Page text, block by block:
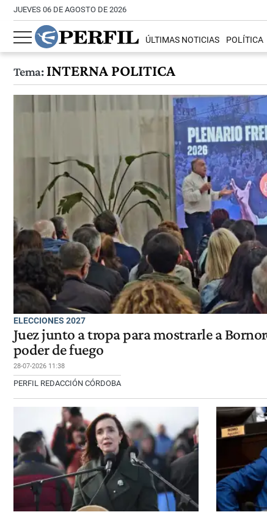
JUEVES 06 DE AGOSTO DE 2026
ÚLTIMAS NOTICIAS POLÍTICA
Tema:INTERNA POLITICA
ELECCIONES 2027
Juez junto a tropa para mostrarle a
poder de fuego
28-07-2026 11:38
PERFIL REDACCIÓN CÓRDOBA